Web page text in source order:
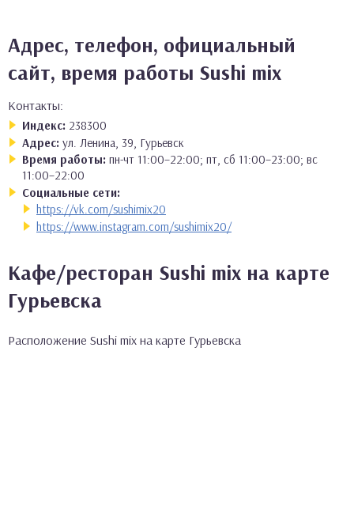
Адрес, телефон, официальный
сайт, время работы Sushi mix
Контакты:
Индекс: 238300
Адрес: ул. Ленина, 39, Гурьевск
Время работы: пн-чт 11:00–22:00; пт, сб 11:00–23:00; вс
11:00–22:00
Социальные сети:
https://vk.com/sushimix20
https://www.instagram.com/sushimix20/
Кафе/ресторан Sushi mix на карте
Гурьевска
Расположение Sushi mix на карте Гурьевска